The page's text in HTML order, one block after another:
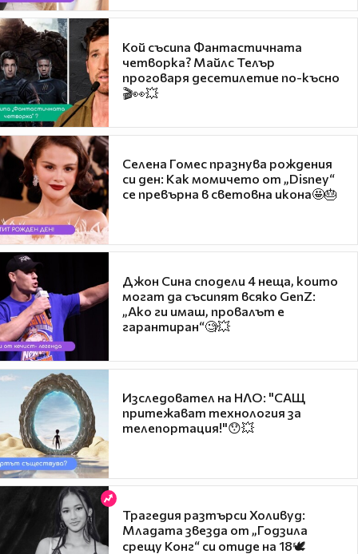
Кой съсипа Фантастичната
четворка? Майлс Телър
проговаря десетилетие по-късно
🎬👀💥
Селена Гомес празнува рождения
си ден: Как момичето от „Disney“
се превърна в световна икона🤩🎂
Джон Сина сподели 4 неща, които
могат да съсипят всяко GenZ:
„Ако ги имаш, провалът е
гарантиран“🧐💥
Изследовател на НЛО: "САЩ
притежават технология за
телепортация!"😯💥
Трагедия разтърси Холивуд:
Младата звезда от „Годзила
срещу Конг“ си отиде на 18🕊️